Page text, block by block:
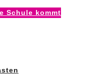
Schule kommt